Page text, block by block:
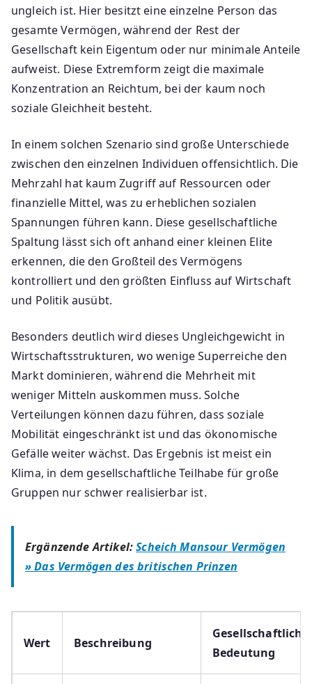
ungleich ist. Hier besitzt eine einzelne Person das
gesamte Vermögen, während der Rest der
Gesellschaft kein Eigentum oder nur minimale Anteile
aufweist. Diese Extremform zeigt die maximale
Konzentration an Reichtum, bei der kaum noch
soziale Gleichheit besteht.
In einem solchen Szenario sind große Unterschiede
zwischen den einzelnen Individuen offensichtlich. Die
Mehrzahl hat kaum Zugriff auf Ressourcen oder
finanzielle Mittel, was zu erheblichen sozialen
Spannungen führen kann. Diese gesellschaftliche
Spaltung lässt sich oft anhand einer kleinen Elite
erkennen, die den Großteil des Vermögens
kontrolliert und den größten Einfluss auf Wirtschaft
und Politik ausübt.
Besonders deutlich wird dieses Ungleichgewicht in
Wirtschaftsstrukturen, wo wenige Superreiche den
Markt dominieren, während die Mehrheit mit
weniger Mitteln auskommen muss. Solche
Verteilungen können dazu führen, dass soziale
Mobilität eingeschränkt ist und das ökonomische
Gefälle weiter wächst. Das Ergebnis ist meist ein
Klima, in dem gesellschaftliche Teilhabe für große
Gruppen nur schwer realisierbar ist.
Ergänzende Artikel:Scheich Mansour Vermögen
» Das Vermögen des britischen Prinzen
Wert Beschreibung
Gesellschaftliche
Bedeutung